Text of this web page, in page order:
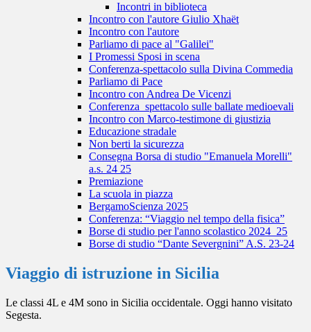
Incontri in biblioteca
Incontro con l'autore Giulio Xhaët
Incontro con l'autore
Parliamo di pace al "Galilei"
I Promessi Sposi in scena
Conferenza-spettacolo sulla Divina Commedia
Parliamo di Pace
Incontro con Andrea De Vicenzi
Conferenza_spettacolo sulle ballate medioevali
Incontro con Marco-testimone di giustizia
Educazione stradale
Non berti la sicurezza
Consegna Borsa di studio "Emanuela Morelli"
a.s. 24 25
Premiazione
La scuola in piazza
BergamoScienza 2025
Conferenza: “Viaggio nel tempo della fisica”
Borse di studio per l'anno scolastico 2024_25
Borse di studio “Dante Severgnini” A.S. 23-24
Viaggio di istruzione in Sicilia
Le classi 4L e 4M sono in Sicilia occidentale. Oggi hanno visitato
Segesta.